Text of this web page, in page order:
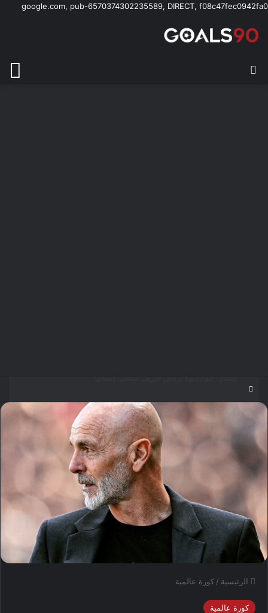
google.com, pub-6570374302235589, DIRECT, f08c47fec0942fa0
الرئيسية / كورة عالمية
كورة عالمية